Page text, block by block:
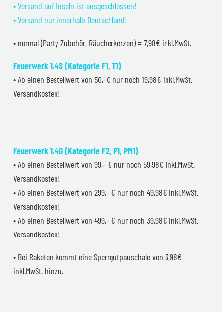
• Versand auf Inseln ist ausgeschlossen!
• Versand nur innerhalb Deutschland!
• normal (Party Zubehör, Räucherkerzen) = 7,98€ inkl.MwSt.
Feuerwerk 1.4S (Kategorie F1, T1)
• Ab einen Bestellwert von 50,-€ nur noch 19,98€ inkl.MwSt.
Versandkosten!
Feuerwerk 1.4G (Kategorie F2, P1, PM1)
• Ab einen Bestellwert von 99,- € nur noch 59,98€ inkl.MwSt.
Versandkosten!
• Ab einen Bestellwert von 299,- € nur noch 49,98€ inkl.MwSt.
Versandkosten!
• Ab einen Bestellwert von 499,- € nur noch 39,98€ inkl.MwSt.
Versandkosten!
• Bei Raketen kommt eine Sperrgutpauschale von 3,98€
inkl.MwSt. hinzu.